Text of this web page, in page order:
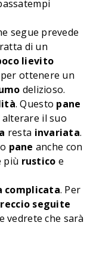
segue prevede
di un
lievito
per ottenere un
delizioso.
. Questo pane
il suo
resta invariata.
pane anche con
più rustico e
complicata. Per
seguite
vedrete che sarà